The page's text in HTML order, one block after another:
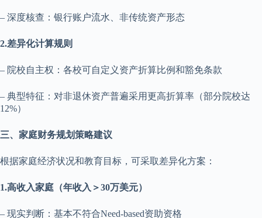
– 深度核查：银行账户流水、非传统资产形态
2.差异化计算规则
– 院校自主权：各校可自定义资产折算比例和豁免条款
– 典型特征：对非退休资产普遍采用更高折算率（部分院校达
12%）
三、家庭财务规划策略建议
根据家庭经济状况和教育目标，可采取差异化方案：
1.高收入家庭（年收入＞30万美元）
– 现实判断：基本不符合Need-based资助资格